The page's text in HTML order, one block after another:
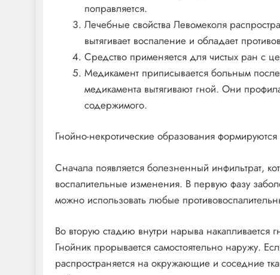
поправляется.
Лечебные свойства Левомеколя
вытягивает воспаление и обладает
Средство применяется для чистых ран с
Медикамент приписывается больным
медикамента вытягивают гной. Они
содержимого.
Гнойно-некротические образования
Сначала появляется болезненный инфильтрат,
воспалительные изменения. В первую фазу
можно использовать любые
Во вторую стадию внутри нарыва накапливается
Гнойник прорывается самостоятельно наружу.
распространяется на окружающие и соседние